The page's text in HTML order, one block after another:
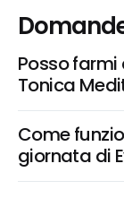
Posso farmi
Tonica
Come
giornata di